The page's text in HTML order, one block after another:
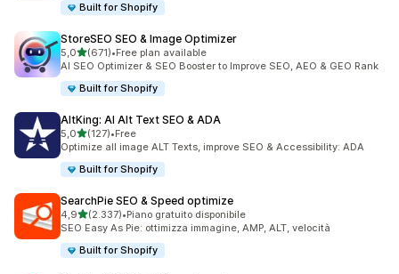
Built for Shopify
StoreSEO SEO & Image Optimizer
5,0stelle su 5
(671)
671 recensioni totali
•Free plan available
AI SEO Optimizer & SEO Booster to Improve SEO, AEO & GEO Rank
Built for Shopify
AltKing: AI Alt Text SEO & ADA
5,0stelle su 5
(127)
127 recensioni totali
•Free
Optimize all image ALT Texts, improve SEO & Accessibility: ADA
Built for Shopify
SearchPie SEO & Speed optimize
4,9stelle su 5
(2.337)
2337 recensioni totali
•Piano gratuito disponibile
SEO Easy As Pie: ottimizza immagine, AMP, ALT, velocità
Built for Shopify